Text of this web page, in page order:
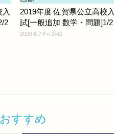
2
2019年度 佐賀県公立高校入
試[一般追加 数学・問題]1/2
2026.8.7 Fri 3:42
すすめ